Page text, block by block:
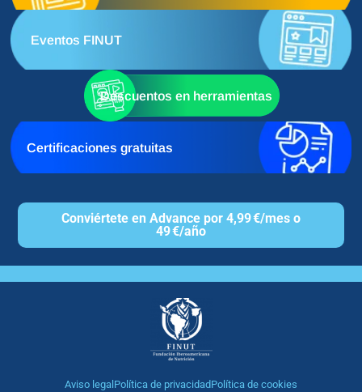
Eventos FINUT
Descuentos en herramientas
Certificaciones gratuitas
Conviértete en Advance por 4,99 €/mes o
49 €/año
Aviso legal Política de privacidadPolítica de cookies